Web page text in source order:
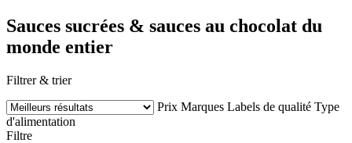
Sauces sucrées & sauces au chocolat du
monde entier
Filtrer & trier
Prix Marques Labels de qualité Type
d'alimentation
Filtre